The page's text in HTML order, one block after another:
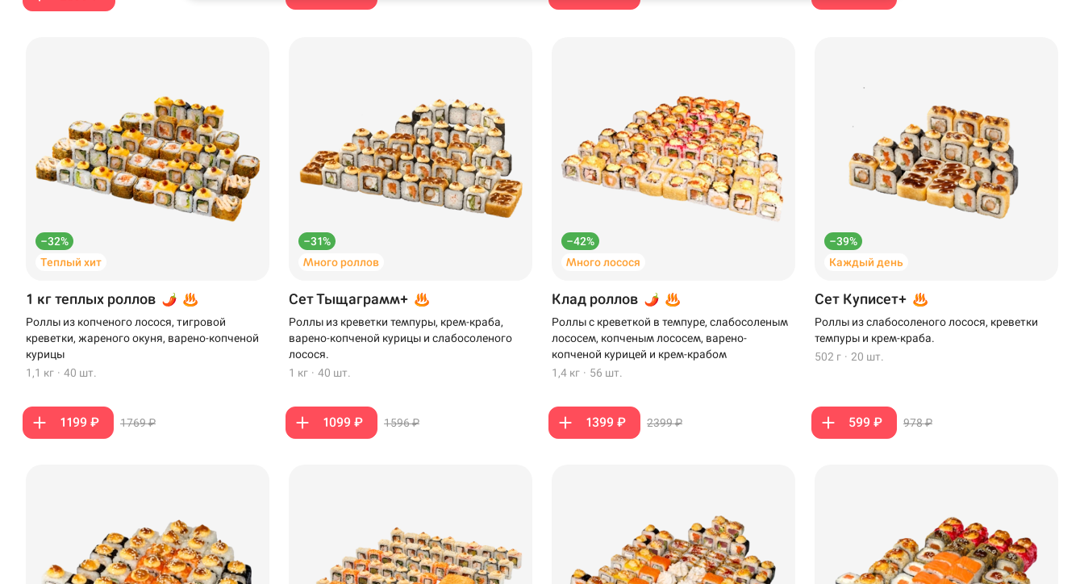
–32%
Теплый хит
1 кг теплых роллов
Роллы из копченого лосося, тигровой
креветки, жареного окуня, варено-копченой
курицы
1,1 кг · 40 шт.
1199 ₽ 1769 ₽
–31%
Много роллов
Сет Тыщаграмм+
Роллы из креветки темпуры, крем-краба,
варено-копченой курицы и слабосоленого
лосося.
1 кг · 40 шт.
1099 ₽ 1596 ₽
–42%
Много лосося
Клад роллов
Роллы с креветкой в темпуре, слабосоленым
лососем, копченым лососем, варено-
копченой курицей и крем-крабом
1,4 кг · 56 шт.
1399 ₽ 2399 ₽
–39%
Каждый день
Сет Куписет+
Роллы из слабосоленого лосося, креветки
темпуры и крем-краба.
502 г · 20 шт.
599 ₽ 978 ₽
Уренгой
199 ₽ 299 ₽